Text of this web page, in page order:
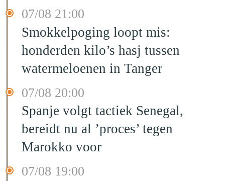
07/08 21:00
Smokkelpoging loopt mis:
honderden kilo’s hasj tussen
watermeloenen in Tanger
07/08 20:00
Spanje volgt tactiek Senegal,
bereidt nu al ’proces’ tegen
Marokko voor
07/08 19:00